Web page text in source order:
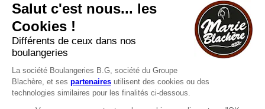
Vous souhaitez nous contacter ?
Consultez notre FAQ.
FAQ
Recrutement